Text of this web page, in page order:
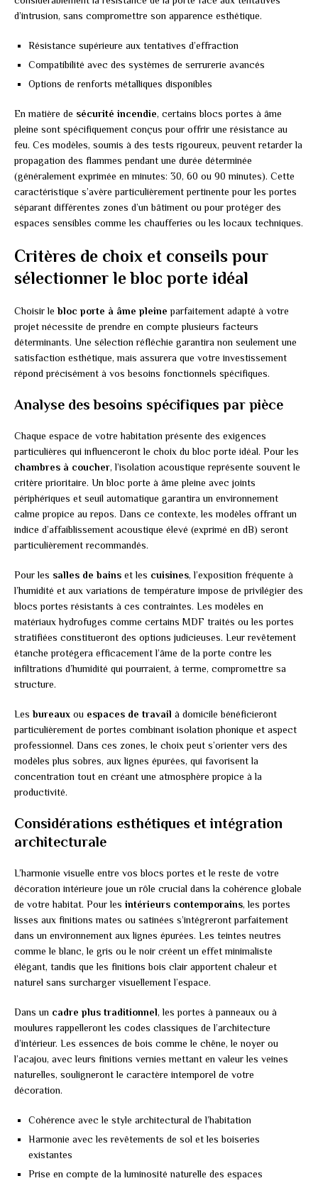
d’intrusion, sans compromettre son apparence esthétique.
Résistance supérieure aux tentatives d’effraction
Compatibilité avec des systèmes de serrurerie avancés
Options de renforts métalliques disponibles
En matière de sécurité incendie, certains blocs portes à âme
pleine sont spécifiquement conçus pour offrir une résistance au
feu. Ces modèles, soumis à des tests rigoureux, peuvent retarder la
propagation des flammes pendant une durée déterminée
(généralement exprimée en minutes: 30, 60 ou 90 minutes). Cette
caractéristique s’avère particulièrement pertinente pour les portes
séparant différentes zones d’un bâtiment ou pour protéger des
espaces sensibles comme les chaufferies ou les locaux techniques.
Critères de choix et conseils pour
sélectionner le bloc porte idéal
Choisir lebloc porte à âme pleine parfaitement adapté à votre
projet nécessite de prendre en compte plusieurs facteurs
déterminants. Une sélection réfléchie garantira non seulement une
satisfaction esthétique, mais assurera que votre investissement
répond précisément à vos besoins fonctionnels spécifiques.
Analyse des besoins spécifiques par pièce
Chaque espace de votre habitation présente des exigences
particulières qui influenceront le choix du bloc porte idéal. Pour les
chambres à coucher, l’isolation acoustique représente souvent le
critère prioritaire. Un bloc porte à âme pleine avec joints
périphériques et seuil automatique garantira un environnement
calme propice au repos. Dans ce contexte, les modèles offrant un
indice d’affaiblissement acoustique élevé (exprimé en dB) seront
particulièrement recommandés.
Pour les salles de bains et les cuisines, l’exposition fréquente à
l’humidité et aux variations de température impose de privilégier des
blocs portes résistants à ces contraintes. Les modèles en
matériaux hydrofuges comme certains MDF traités ou les portes
stratifiées constitueront des options judicieuses. Leur revêtement
étanche protégera efficacement l’âme de la porte contre les
infiltrations d’humidité qui pourraient, à terme, compromettre sa
structure.
Lesbureaux ou espaces de travail à domicile bénéficieront
particulièrement de portes combinant isolation phonique et aspect
professionnel. Dans ces zones, le choix peut s’orienter vers des
modèles plus sobres, aux lignes épurées, qui favorisent la
concentration tout en créant une atmosphère propice à la
productivité.
Considérations esthétiques et intégration
architecturale
L’harmonie visuelle entre vos blocs portes et le reste de votre
décoration intérieure joue un rôle crucial dans la cohérence globale
de votre habitat. Pour les intérieurs contemporains, les portes
lisses aux finitions mates ou satinées s’intégreront parfaitement
dans un environnement aux lignes épurées. Les teintes neutres
comme le blanc, le gris ou le noir créent un effet minimaliste
élégant, tandis que les finitions bois clair apportent chaleur et
naturel sans surcharger visuellement l’espace.
Dans un cadre plus traditionnel, les portes à panneaux ou à
moulures rappelleront les codes classiques de l’architecture
d’intérieur. Les essences de bois comme le chêne, le noyer ou
l’acajou, avec leurs finitions vernies mettant en valeur les veines
naturelles, souligneront le caractère intemporel de votre
décoration.
Cohérence avec le style architectural de l’habitation
Harmonie avec les revêtements de sol et les boiseries
existantes
Prise en compte de la luminosité naturelle des espaces